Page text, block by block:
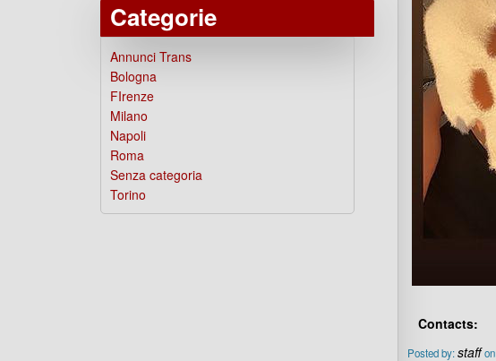
Contacts:
Posted by:staff on
Categorie
Annunci Trans
Bologna
FIrenze
Milano
Napoli
Roma
Senza categoria
Torino